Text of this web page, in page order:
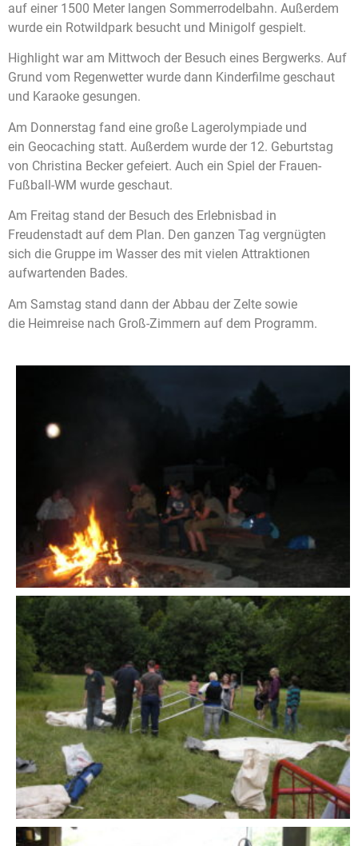
auf einer 1500 Meter langen Sommerrodelbahn. Außerdem
wurde ein Rotwildpark besucht und Minigolf gespielt.
Highlight war am Mittwoch der Besuch eines Bergwerks. Auf
Grund vom Regenwetter wurde dann Kinderfilme geschaut
und Karaoke gesungen.
Am Donnerstag fand eine große Lagerolympiade und
ein Geocaching statt. Außerdem wurde der 12. Geburtstag
von Christina Becker gefeiert. Auch ein Spiel der Frauen-
Fußball-WM wurde geschaut.
Am Freitag stand der Besuch des Erlebnisbad in
Freudenstadt auf dem Plan. Den ganzen Tag vergnügten
sich die Gruppe im Wasser des mit vielen Attraktionen
aufwartenden Bades.
Am Samstag stand dann der Abbau der Zelte sowie
die Heimreise nach Groß-Zimmern auf dem Programm.